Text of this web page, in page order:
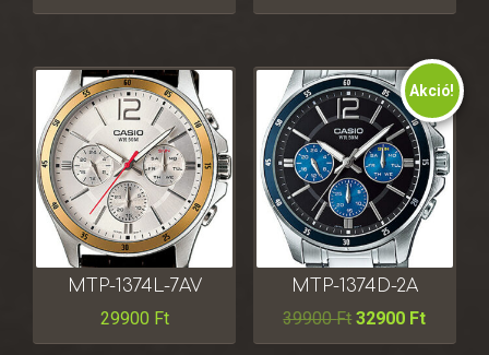
MTP-1374L-7AV
29900 Ft
Akció!
MTP-1374D-2A
39900Ft 32900 Ft